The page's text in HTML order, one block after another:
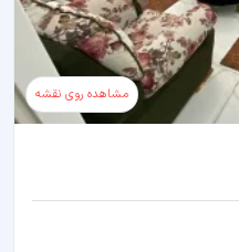
مشاهده روی نقشه